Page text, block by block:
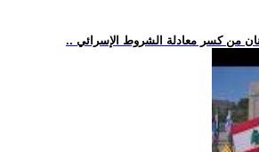
من كسر معادلة الشروط الإسرائي